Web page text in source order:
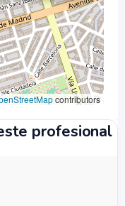
contributors
profesional